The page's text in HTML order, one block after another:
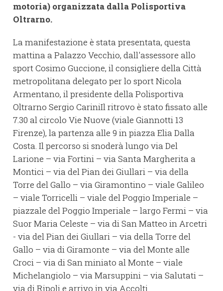
motoria) organizzata dalla Polisportiva
Oltrarno.
La manifestazione è stata presentata, questa
mattina a Palazzo Vecchio, dall'assessore allo
sport Cosimo Guccione, il consigliere della Città
metropolitana delegato per lo sport Nicola
Armentano, il presidente della Polisportiva
Oltrarno Sergio CariniIl ritrovo è stato fissato alle
7.30 al circolo Vie Nuove (viale Giannotti 13
Firenze), la partenza alle 9 in piazza Elia Dalla
Costa. Il percorso si snoderà lungo via Del
Larione – via Fortini – via Santa Margherita a
Montici – via del Pian dei Giullari – via della
Torre del Gallo – via Giramontino – viale Galileo
– viale Torricelli – viale del Poggio Imperiale –
piazzale del Poggio Imperiale – largo Fermi – via
Suor Maria Celeste – via di San Matteo in Arcetri
- via del Pian dei Giullari – via della Torre del
Gallo – via di Giramonte – via del Monte alle
Croci – via di San miniato al Monte – viale
Michelangiolo – via Marsuppini – via Salutati –
via di Ripoli e arrivo in via Accolti.